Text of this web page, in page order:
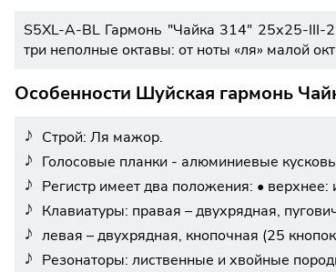
S5XL-A-BL Гармонь "Чайка 314" 25х25-III-
три неполные октавы: от ноты «ля» малой
Особенности Шуйская гармонь
Строй: Ля мажор.
Голосовые планки - алюминиевые
Регистр имеет два положения: • верхнее:
Клавиатуры: правая – двухрядная,
левая – двухрядная, кнопочная (25
Резонаторы: лиственные и хвойные